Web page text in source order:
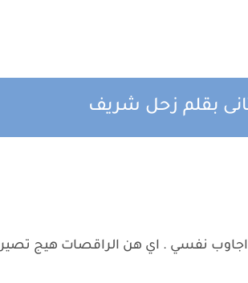
بقلم زحل شريف
نفسي . اي هن الراقصات هيج تصير